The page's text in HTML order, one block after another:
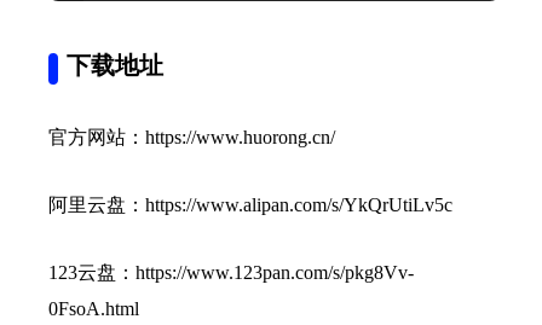
下载地址
官方网站：https://www.huorong.cn/
阿里云盘：https://www.alipan.com/s/YkQrUtiLv5c
123云盘：https://www.123pan.com/s/pkg8Vv-
0FsoA.html